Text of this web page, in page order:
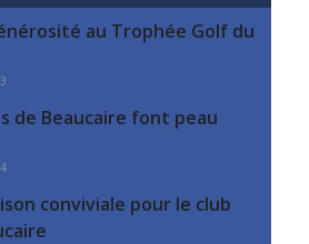
au Trophée Golf du
de Beaucaire font peau
conviviale pour le club